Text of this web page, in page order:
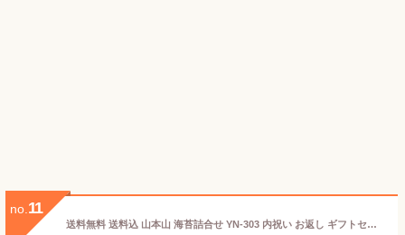
no. 11
送料無料 送料込 山本山 海苔詰合せ YN-303 内祝い お返し ギフトセット 出産内祝い 結婚内祝い 入学内祝い お中元 暑中見舞い お供え 御供 初盆志 香典返し 粗供養 快気祝い 快気内祝い